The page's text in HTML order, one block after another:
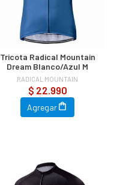
Tricota Radical Mountain
Dream Blanco/Azul M
RADICAL MOUNTAIN
$ 22.990
Agregar